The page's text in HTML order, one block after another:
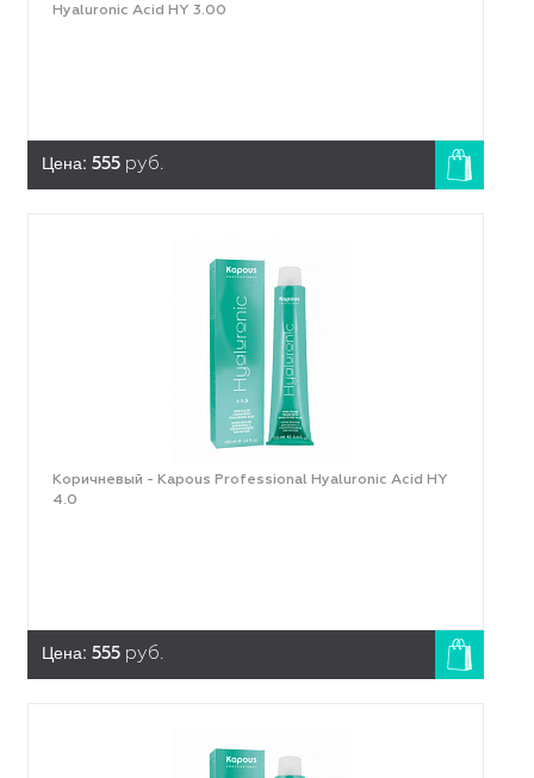
Hyaluronic Acid HY 3.00
Цена: 555 руб.
Коричневый - Kapous Professional Hyaluronic Acid HY
4.0
Цена: 555 руб.